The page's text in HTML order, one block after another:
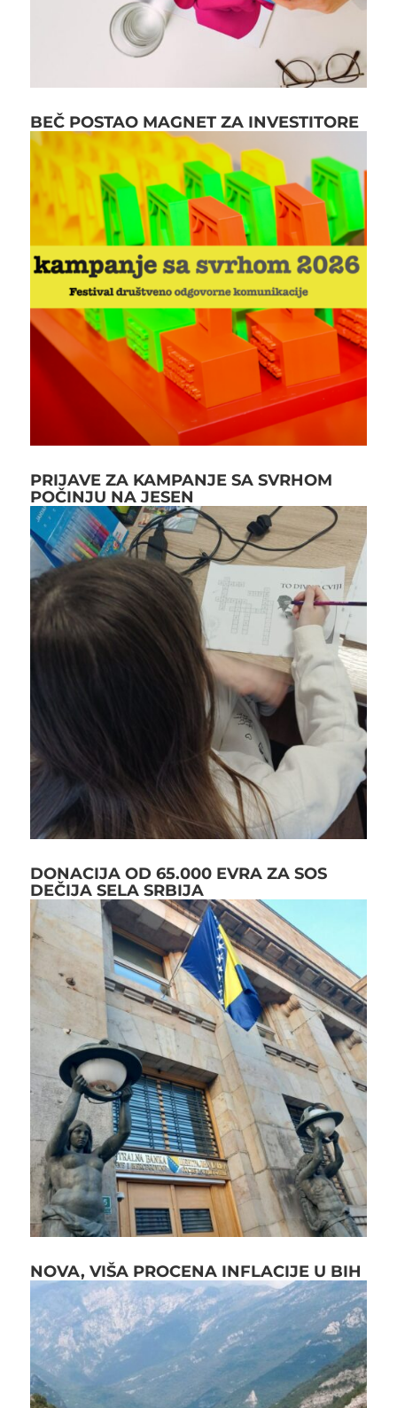
BEČ POSTAO MAGNET ZA INVESTITORE
PRIJAVE ZA KAMPANJE SA SVRHOM
POČINJU NA JESEN
DONACIJA OD 65.000 EVRA ZA SOS
DEČIJA SELA SRBIJA
NOVA, VIŠA PROCENA INFLACIJE U BIH